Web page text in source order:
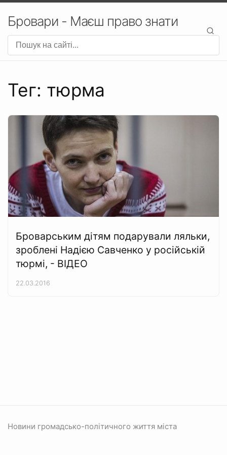
Бровари - Маєш право знати
Тег: тюрма
Броварським дітям подарували ляльки,
зроблені Надією Савченко у російській
тюрмі, - ВІДЕО
22.03.2016
Новини громадсько-політичного життя міста